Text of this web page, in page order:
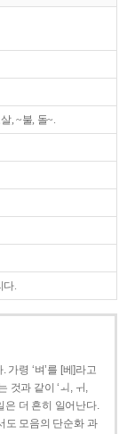
, ~불, 돌~.
다.
령 ‘벼’를 [베]라고
것과 같이 ‘ㅚ, ㅟ,
은 더 흔히 일어난다.
도 모음의 단순화 과